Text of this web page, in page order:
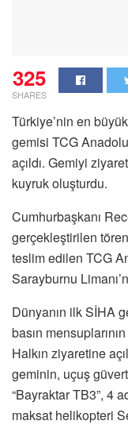
325
SHARES
Türkiye’nin en
gemisi TCG
açıldı. Gemiyi
kuyruk oluşturdu.
Cumhurbaşkanı
gerçekleştirilen
teslim edilen TCG
Sarayburnu
Dünyanın ilk SİHA
basın
Halkın ziyaretine
geminin, uçuş
“Bayraktar TB3”, 4
maksat helikopteri